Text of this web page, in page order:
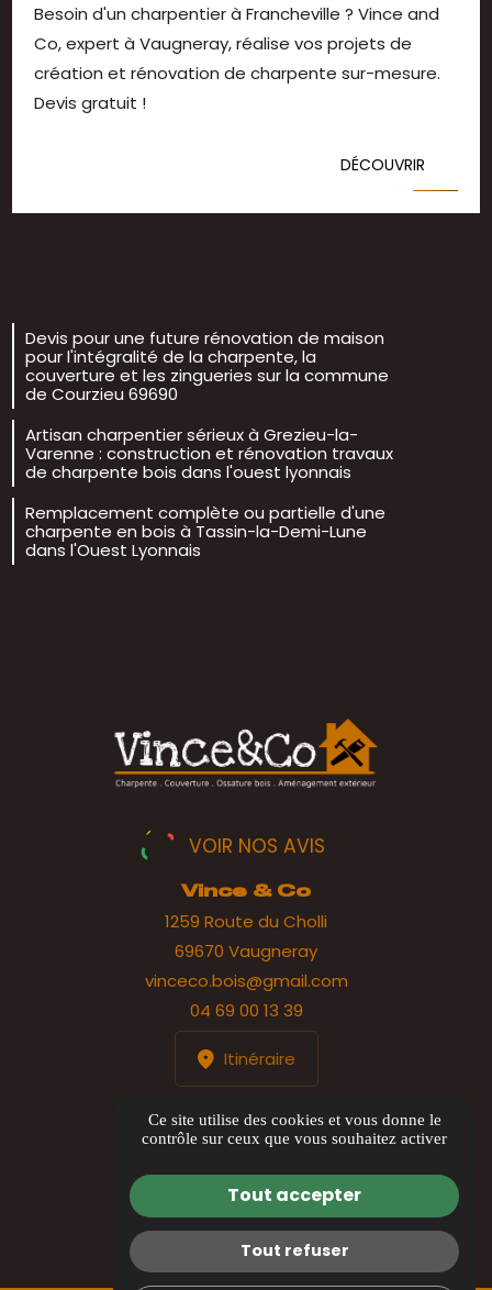
Besoin d'un charpentier à Francheville ? Vince and
Co, expert à Vaugneray, réalise vos projets de
création et rénovation de charpente sur-mesure.
Devis gratuit !
DÉCOUVRIR
Devis pour une future rénovation de maison
pour l'intégralité de la charpente, la
couverture et les zingueries sur la commune
de Courzieu 69690
Artisan charpentier sérieux à Grezieu-la-
Varenne : construction et rénovation travaux
de charpente bois dans l'ouest lyonnais
Remplacement complète ou partielle d'une
charpente en bois à Tassin-la-Demi-Lune
dans l'Ouest Lyonnais
VOIR NOS AVIS
Vince & Co
1259 Route du Cholli
69670 Vaugneray
vinceco.bois@gmail.com
04 69 00 13 39
Itinéraire
HORAIRES
Lundi au jeudi : 8h00 à 17h00
Vendredi : 8h00 à 12h00
Ce site utilise des cookies et vous donne le
contrôle sur ceux que vous souhaitez activer
Tout accepter
Tout refuser